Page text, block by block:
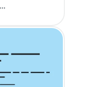
anketimizi